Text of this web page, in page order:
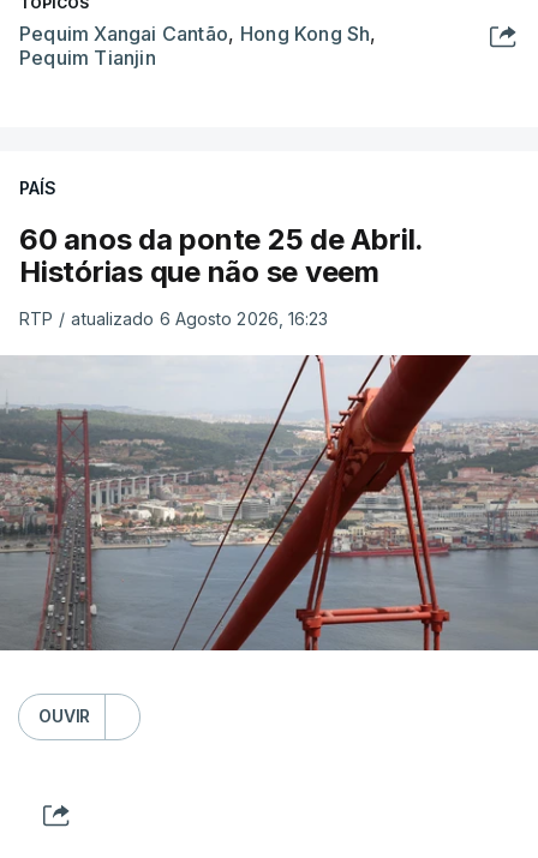
Pequim Xangai Cantão, Hong Kong Sh,
Pequim Tianjin
PAÍS
60 anos da ponte 25 de Abril.
Histórias que não se veem
RTP / atualizado 6 Agosto 2026, 16:23
OUVIR